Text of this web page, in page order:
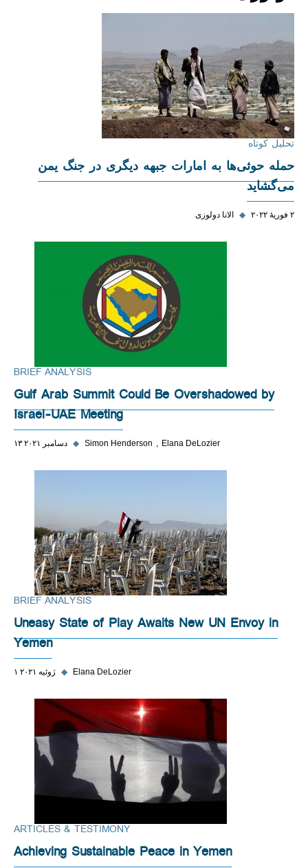
تحلیل کوتاه
حمله حوثی‌ها به امارات جبهه دیگری در جنگ یمن
می‌گشاید
۲ فوریهٔ ۲۰۲۲ ◆ الانا دو‌لوزی
BRIEF ANALYSIS
Gulf Arab Summit Could Be Overshadowed by
Israel-UAE Meeting
۱۳ دسامبر ۲۰۲۱ ◆ Simon Henderson Elana DeLozier
BRIEF ANALYSIS
Uneasy State of Play Awaits New UN Envoy in
Yemen
۱ ژوئیه ۲۰۲۱ ◆ Elana DeLozier
ARTICLES & TESTIMONY
Achieving Sustainable Peace in Yemen